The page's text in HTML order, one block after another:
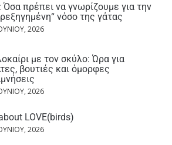
Όσα πρέπει να γνωρίζουμε για την
νόσο της γάτας
2026
με τον σκύλο: Ώρα για
βουτιές και όμορφες
2026
LOVE(birds)
2026